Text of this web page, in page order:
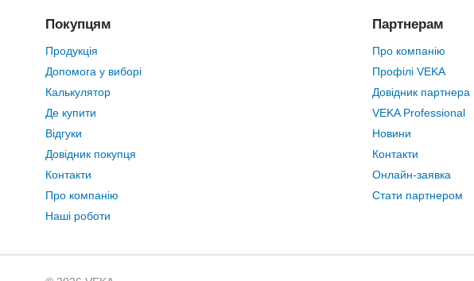
Покупцям
Продукція
Допомога у виборі
Калькулятор
Де купити
Відгуки
Довідник покупця
Контакти
Про компанію
Наші роботи
Партнерам
Про компанію
Профілі VEKA
Довідник партнера
VEKA Professional
Новини
Контакти
Онлайн-заявка
Стати партнером